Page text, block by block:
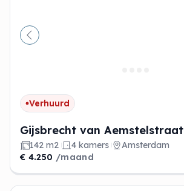
Vorige
Verhuurd
Gijsbrecht van Aemstelstraat
142 m2 4 kamers
Amsterdam
€ 4.250 /maand